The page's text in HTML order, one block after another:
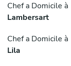
Chef a Domicile à
Lambersart
Chef a Domicile à
Lila